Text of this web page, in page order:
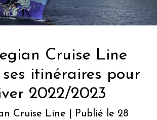
Cruise Line
itinéraires pour
2022/2023
Cruise Line | Publié le 28